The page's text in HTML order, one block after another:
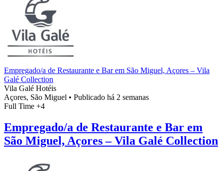
Empregado/a de Restaurante e Bar em São Miguel, Açores – Vila
Galé Collection
Vila Galé Hotéis
Açores, São Miguel • Publicado há 2 semanas
Full Time +4
Empregado/a de Restaurante e Bar em
São Miguel, Açores – Vila Galé Collection